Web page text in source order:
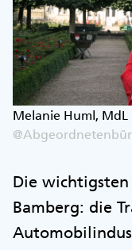
Melanie Huml, MdL
Die
Bamberg: die